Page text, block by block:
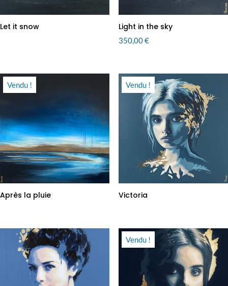
Let it snow Light in the sky
350,00€
Vendu !
Après la pluie
Vendu !
Victoria
Vendu !